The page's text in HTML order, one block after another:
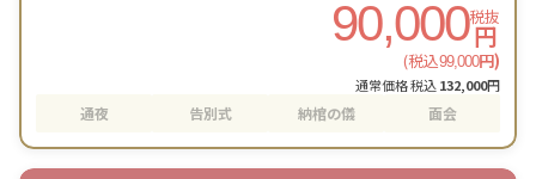
90,000税抜
円
(税込99,000円)
通常価格 税込132,000円
通夜 告別式 納棺の儀 面会